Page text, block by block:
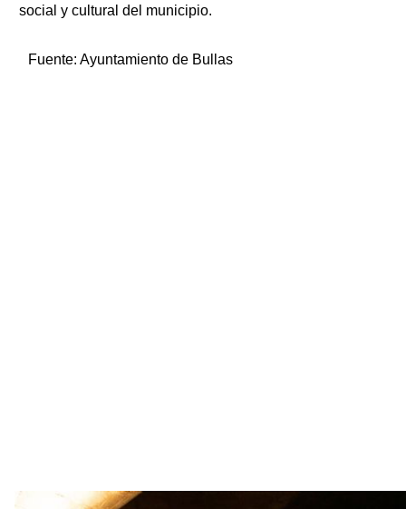
social y cultural del municipio.
Fuente: Ayuntamiento de Bullas